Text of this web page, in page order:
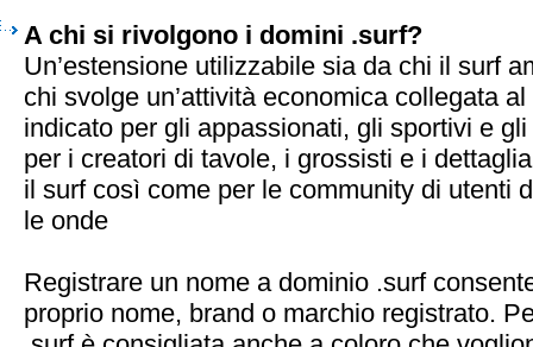
A chi si rivolgono i domini .surf?
Un’estensione utilizzabile sia da chi il surf
chi svolge un’attività economica collegata
indicato per gli appassionati, gli sportivi e
per i creatori di tavole, i grossisti e i
il surf così come per le community di utenti
le onde
Registrare un nome a dominio .surf
proprio nome, brand o marchio registrato.